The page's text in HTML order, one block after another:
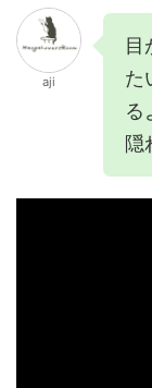
aji
目
た
る
隠